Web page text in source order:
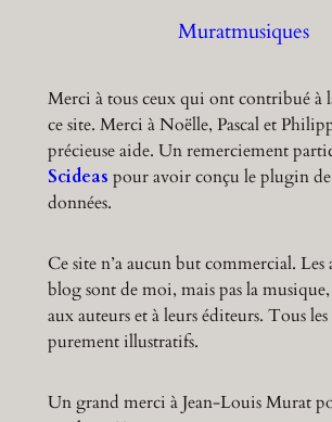
Muratmusiques
Merci à tous ceux qui ont contribué à
ce site. Merci à Noëlle, Pascal et
précieuse aide. Un remerciement
Scideas pour avoir conçu le plugin de
données.
Ce site n’a aucun but commercial. Les
blog sont de moi, mais pas la
aux auteurs et à leurs éditeurs. Tous
purement illustratifs.
Un grand merci à Jean-Louis Murat